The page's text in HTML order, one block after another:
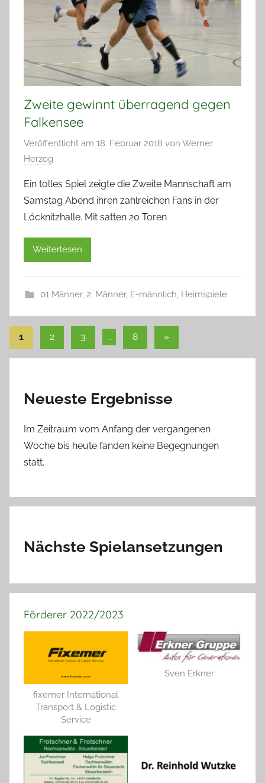
Zweite gewinnt überragend gegen
Falkensee
Veröffentlicht am 18. Februar 2018 von Werner
Herzog
Ein tolles Spiel zeigte die Zweite Mannschaft am
Samstag Abend ihren zahlreichen Fans in der
Löcknitzhalle. Mit satten 20 Toren
Weiterlesen
01 Männer, 2. Männer, E-männlich Heimspiele
Seitennummerierung
der
1 2 3 … 8
Nächste
Beiträge
»
Neueste Ergebnisse
Im Zeitraum vom Anfang der vergangenen
Woche bis heute fanden keine Begegnungen
statt.
Nächste Spielansetzungen
Förderer 2022/2023
fixemer International
Transport & Logistic
Service
Sven Erkner